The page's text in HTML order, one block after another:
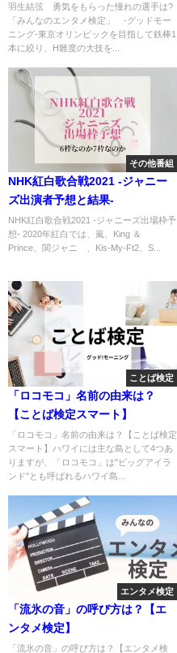
羽生結弦 勇気をもらった憧れの選手は?
「みんなのエンタメ検定」 -グッドモー
ニング-東京オリンピックを目指して鉄棒1
本に絞り、H難度の大技を...
その他番組
NHK紅白歌合戦2021 -ジャニー
ズ出演者予想と結果-
NHK紅白歌合戦2021 -ジャニーズ出場枠予
想- 2020年紅白では、嵐、King ＆
Prince、関ジャニ∞、Kis-My-Ft2、S...
ことば検定
「ロコモコ」名前の由来は？
【ことば検定スマート】
「ロコモコ」名前の由来は？【ことば検定
スマート】ハワイには主な島として4つあ
りますが、「ロコモコ」は"ビッグアイラ
ンド"とも呼ばれるハワイ島...
エンタメ検定
「流氷の音」の呼び方は？【エ
ンタメ検定】
「流氷の音」の呼び方は？【エンタメ検